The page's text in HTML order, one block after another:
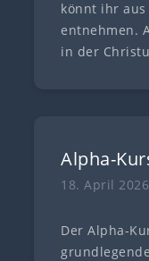
könnt ihr
entnehmen.
in der
Alpha-
18. April 2026
Der Alpha-